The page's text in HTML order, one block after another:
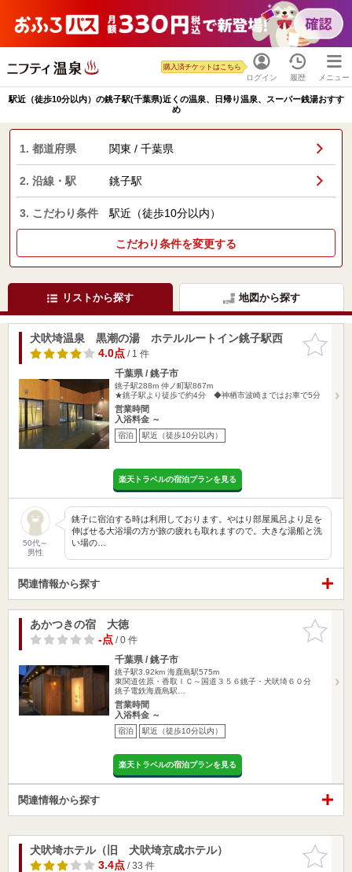
ログイン
購入済チケットはこちら
履歴 メニュー
駅近（徒歩10分以内）の銚子駅(千葉県)近くの温泉、日帰り温泉、スーパー銭湯おすす
め
1. 都道府県 関東 / 千葉県
2. 沿線・駅 銚子駅
3. こだわり条件 駅近（徒歩10分以内）
こだわり条件を変更する
リストから探す 地図から探す
お気に入
りに追加
犬吠埼温泉 黒潮の湯 ホテルルートイン銚子駅西
4.0点/ 1 件
千葉県 / 銚子市
銚子駅288m 仲ノ町駅867m
★銚子駅より徒歩で約4分 ◆神栖市波崎まではお車で5分
営業時間
入浴料金 ～
宿泊 駅近（徒歩10分以内）
楽天トラベルの宿泊プランを見る
50代～
男性
銚子に宿泊する時は利用しております。やはり部屋風呂より足を
伸ばせる大浴場の方が旅の疲れも取れますので。大きな湯船と洗
い場の…
関連情報から探す
お気に入
りに追加
あかつきの宿 大徳
-点/ 0 件
千葉県 / 銚子市
銚子駅3.92km 海鹿島駅575m
東関道佐原・香取ＩＣ～国道３５６銚子・犬吠埼６０分
銚子電鉄海鹿島駅…
営業時間
入浴料金 ～
宿泊 駅近（徒歩10分以内）
楽天トラベルの宿泊プランを見る
関連情報から探す
お気に入
りに追加
犬吠埼ホテル（旧 犬吠埼京成ホテル）
3.4点/ 33 件